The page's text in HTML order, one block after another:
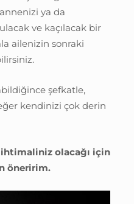
ya da
ve kaçılacak bir
ailenizin sonraki
şefkatle,
kendinizi çok derin
ihtimaliniz olacağı için
öneririm.